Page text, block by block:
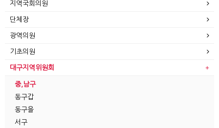
지역국회의원
단체장
광역의원
기초의원
대구지역위원회
중,남구
동구갑
동구을
서구